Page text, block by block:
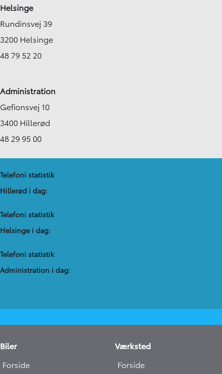
Helsinge
Rundinsvej 39
3200 Helsinge
48 79 52 20
Administration
Gefionsvej 10
3400 Hillerød
48 29 95 00
Telefoni statistik
Hillerød i dag:
Telefoni statistik
Helsinge i dag:
Telefoni statistik
Administration​ i dag:
Biler
Forside
Værksted
Forside